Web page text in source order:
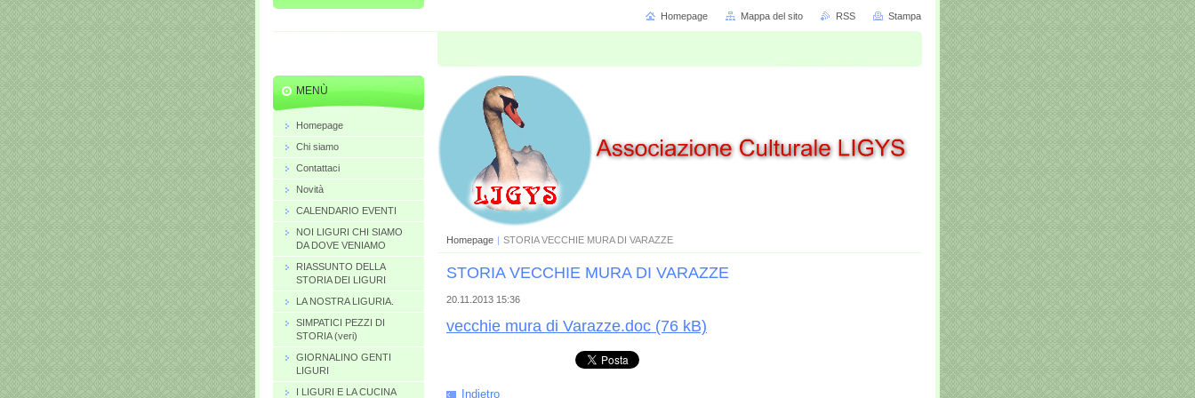
Homepage | STORIA VECCHIE MURA DI VARAZZE
STORIA VECCHIE MURA DI VARAZZE
20.11.2013 15:36
vecchie mura di Varazze.doc (76 kB)
Indietro
MENÙ
Homepage
Chi siamo
Contattaci
Novità
CALENDARIO EVENTI
NOI LIGURI CHI SIAMO
DA DOVE VENIAMO
RIASSUNTO DELLA
STORIA DEI LIGURI
LA NOSTRA LIGURIA.
SIMPATICI PEZZI DI
STORIA (veri)
GIORNALINO GENTI
LIGURI
I LIGURI E LA CUCINA
Homepage Mappa del sito RSS Stampa